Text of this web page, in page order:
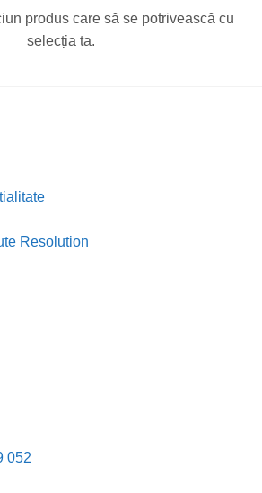
produs care să se potrivească cu
selecția ta.
Resolution
052